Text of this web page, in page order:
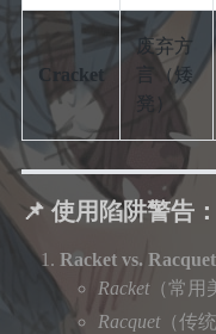
Cracket
废弃方
言（矮
凳）
📌 使用陷阱警告：
Racket vs. Racquet
Racket（常用
Racquet（传